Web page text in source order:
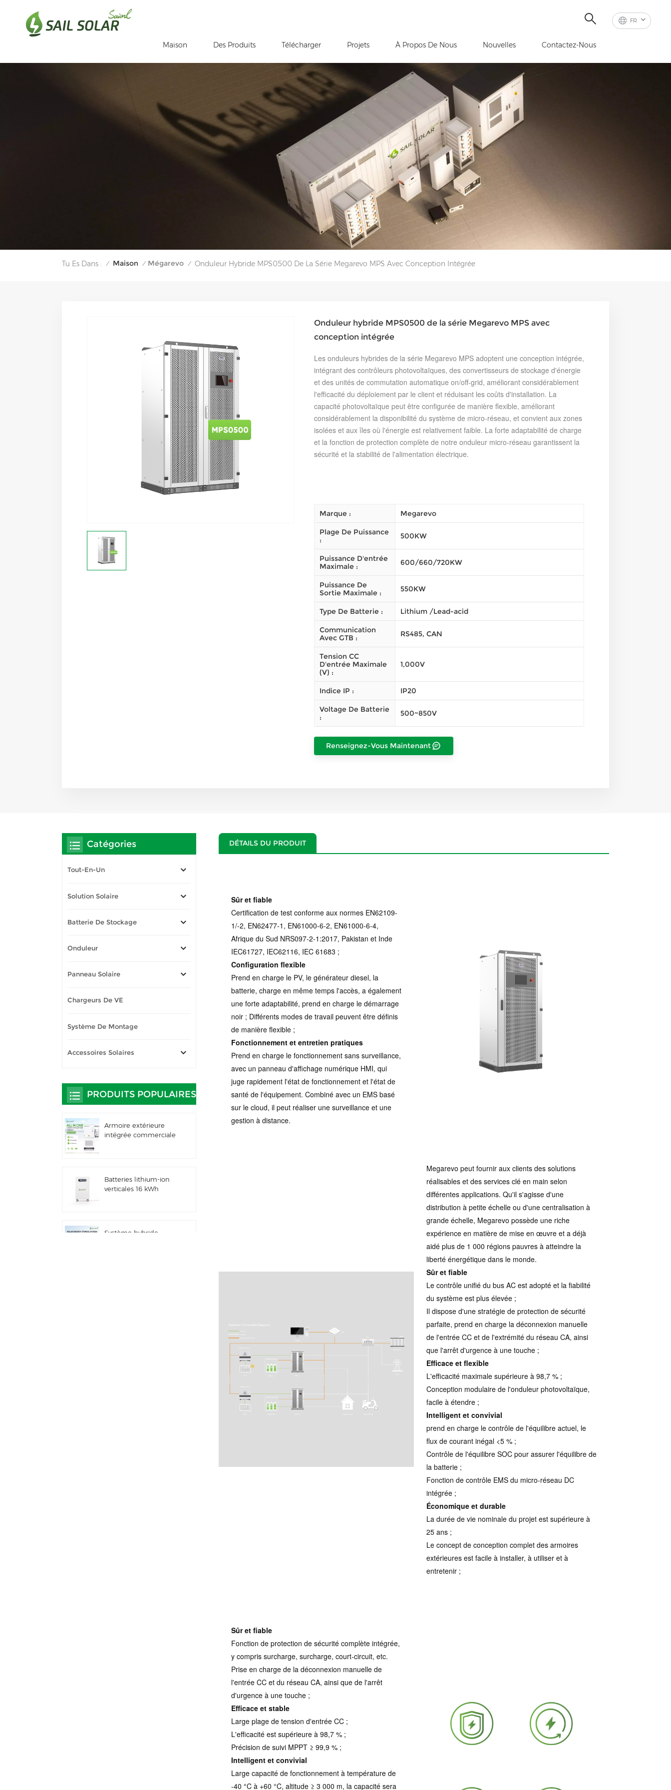
FR
Maison Des Produits Télécharger Projets À Propos De Nous Nouvelles Contactez-Nous
Tu Es Dans : / Maison / Mégarevo / Onduleur Hybride MPS0500 De La Série Megarevo MPS Avec Conception Intégrée
Onduleur hybride MPS0500 de la série Megarevo MPS avec
conception intégrée
Les onduleurs hybrides de la série Megarevo MPS adoptent une conception intégrée,
intégrant des contrôleurs photovoltaïques, des convertisseurs de stockage d'énergie
et des unités de commutation automatique on/off-grid, améliorant considérablement
l'efficacité du déploiement par le client et réduisant les coûts d'installation. La
capacité photovoltaïque peut être configurée de manière flexible, améliorant
considérablement la disponibilité du système de micro-réseau, et convient aux zones
isolées et aux îles où l'énergie est relativement faible. La forte adaptabilité de charge
et la fonction de protection complète de notre onduleur micro-réseau garantissent la
sécurité et la stabilité de l'alimentation électrique.
Marque : Megarevo
Plage De Puissance
:
500KW
Puissance D'entrée
Maximale :
600/660/720KW
Puissance De
Sortie Maximale :
550KW
Type De Batterie : Lithium /Lead-acid
Communication
Avec GTB :
RS485, CAN
Tension CC
D'entrée Maximale
(V) :
1,000V
Indice IP : IP20
Voltage De Batterie
:
500~850V
Renseignez-Vous Maintenant
DÉTAILS DU PRODUIT
Sûr et fiable
Certification de test conforme aux normes EN62109-
1/-2, EN62477-1, EN61000-6-2, EN61000-6-4,
Afrique du Sud NRS097-2-1:2017, Pakistan et Inde
IEC61727, IEC62116, IEC 61683 ;
Configuration flexible
Prend en charge le PV, le générateur diesel, la
batterie, charge en même temps l'accès, a également
une forte adaptabilité, prend en charge le démarrage
noir ; Différents modes de travail peuvent être définis
de manière flexible ;
Fonctionnement et entretien pratiques
Prend en charge le fonctionnement sans surveillance,
avec un panneau d'affichage numérique HMI, qui
juge rapidement l'état de fonctionnement et l'état de
santé de l'équipement. Combiné avec un EMS basé
sur le cloud, il peut réaliser une surveillance et une
gestion à distance.
Megarevo peut fournir aux clients des solutions
réalisables et des services clé en main selon
différentes applications. Qu'il s'agisse d'une
distribution à petite échelle ou d'une centralisation à
grande échelle, Megarevo possède une riche
expérience en matière de mise en œuvre et a déjà
aidé plus de 1 000 régions pauvres à atteindre la
liberté énergétique dans le monde.
Sûr et fiable
Le contrôle unifié du bus AC est adopté et la fiabilité
du système est plus élevée ;
Il dispose d'une stratégie de protection de sécurité
parfaite, prend en charge la déconnexion manuelle
de l'entrée CC et de l'extrémité du réseau CA, ainsi
que l'arrêt d'urgence à une touche ;
Efficace et flexible
L'efficacité maximale supérieure à 98,7 % ;
Conception modulaire de l'onduleur photovoltaïque,
facile à étendre ;
Intelligent et convivial
prend en charge le contrôle de l'équilibre actuel, le
flux de courant inégal <5 % ;
Contrôle de l'équilibre SOC pour assurer l'équilibre de
la batterie ;
Fonction de contrôle EMS du micro-réseau DC
intégrée ;
Économique et durable
La durée de vie nominale du projet est supérieure à
25 ans ;
Le concept de conception complet des armoires
extérieures est facile à installer, à utiliser et à
entretenir ;
Sûr et fiable
Fonction de protection de sécurité complète intégrée,
y compris surcharge, surcharge, court-circuit, etc.
Prise en charge de la déconnexion manuelle de
l'entrée CC et du réseau CA, ainsi que de l'arrêt
d'urgence à une touche ;
Efficace et stable
Large plage de tension d'entrée CC ;
L'efficacité est supérieure à 98,7 % ;
Précision de suivi MPPT ≥ 99,9 % ;
Intelligent et convivial
Large capacité de fonctionnement à température de
-40 °C à +60 °C, altitude ≥ 3 000 m, la capacité sera
Catégories
Tout-En-Un
Solution Solaire
Batterie De Stockage
Onduleur
Panneau Solaire
Chargeurs De VE
Système De Montage
Accessoires Solaires
PRODUITS POPULAIRES
Armoire extérieure
intégrée commerciale
Batteries lithium-ion
verticales 16 kWh
Système hybride